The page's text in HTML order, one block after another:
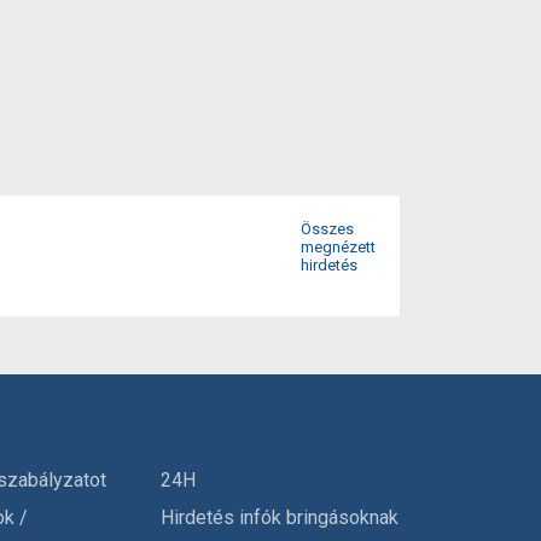
Összes
megnézett
hirdetés
/
24H
Hirdetés infók bringásoknak